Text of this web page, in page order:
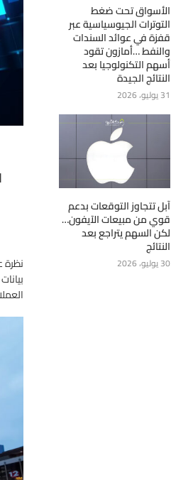
الأسواق تحت ضغط
التوترات الجيوسياسية عبر
قفزة في عوائد السندات
والنفط …أمازون تقود
أسهم التكنولوجيا بعد
النتائج الجيدة
31 يوليو، 2026
آبل تتجاوز التوقعات بدعم
قوي من مبيعات الآيفون…
لكن السهم يتراجع بعد
النتائج
30 يوليو، 2026